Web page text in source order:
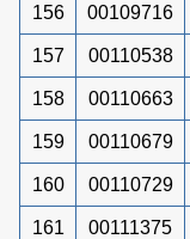
156 00109716
157 00110538
158 00110663
159 00110679
160 00110729
161 00111375